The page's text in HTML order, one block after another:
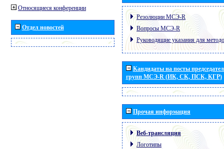
Относящиеся конференции
Отдел новостей
Резолюции МСЭ-R
Вопросы МСЭ-R
Руководящие указания для
Кандидаты на посты
групп МСЭ-R (ИК, СК, ПСК, КГР)
Прочая информация
Веб-трансляция
Логотипы